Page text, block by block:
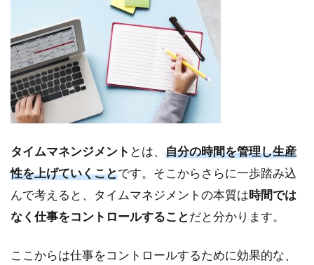
め
5
参
考
サ
イ
タイムマネンジメント とは、 自分の時間を管理し生産
性を上げていくことです。そこからさらに一歩踏み込
んで考えると、タイムマネジメントの本質は時間では
なく仕事をコントロールすることだと分かります。
ここからは仕事をコントロールするために効果的な、